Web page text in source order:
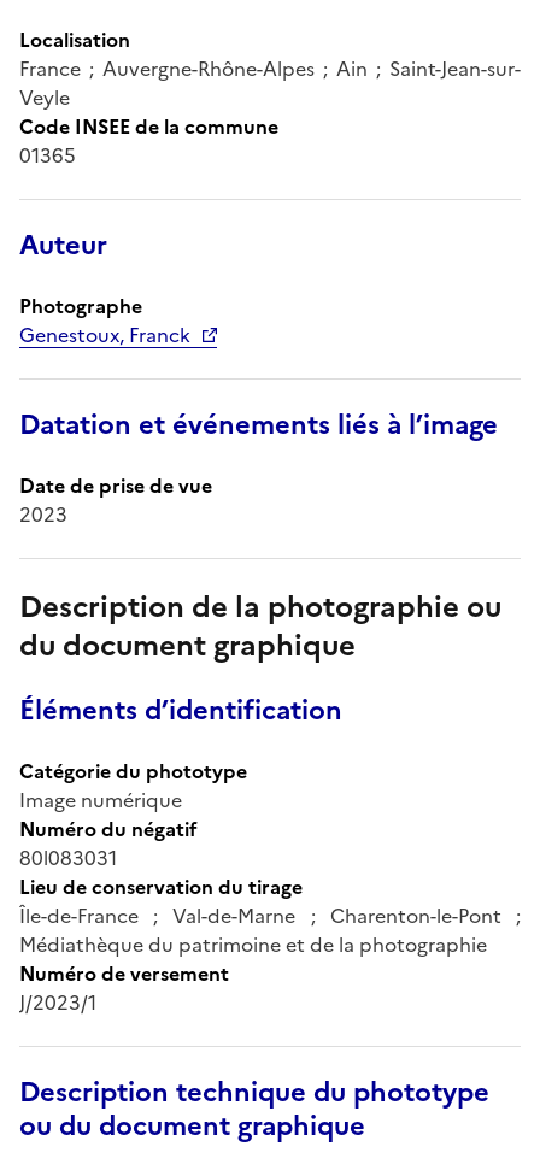
Localisation
France ; Auvergne-Rhône-Alpes ; Ain ; Saint-Jean-sur-
Veyle
Code INSEE de la commune
01365
Auteur
Photographe
Genestoux, Franck
Datation et événements liés à l’image
Date de prise de vue
2023
Description de la photographie ou
du document graphique
Éléments d’identification
Catégorie du phototype
Image numérique
Numéro du négatif
80l083031
Lieu de conservation du tirage
Île-de-France ; Val-de-Marne ; Charenton-le-Pont ;
Médiathèque du patrimoine et de la photographie
Numéro de versement
J/2023/1
Description technique du phototype
ou du document graphique